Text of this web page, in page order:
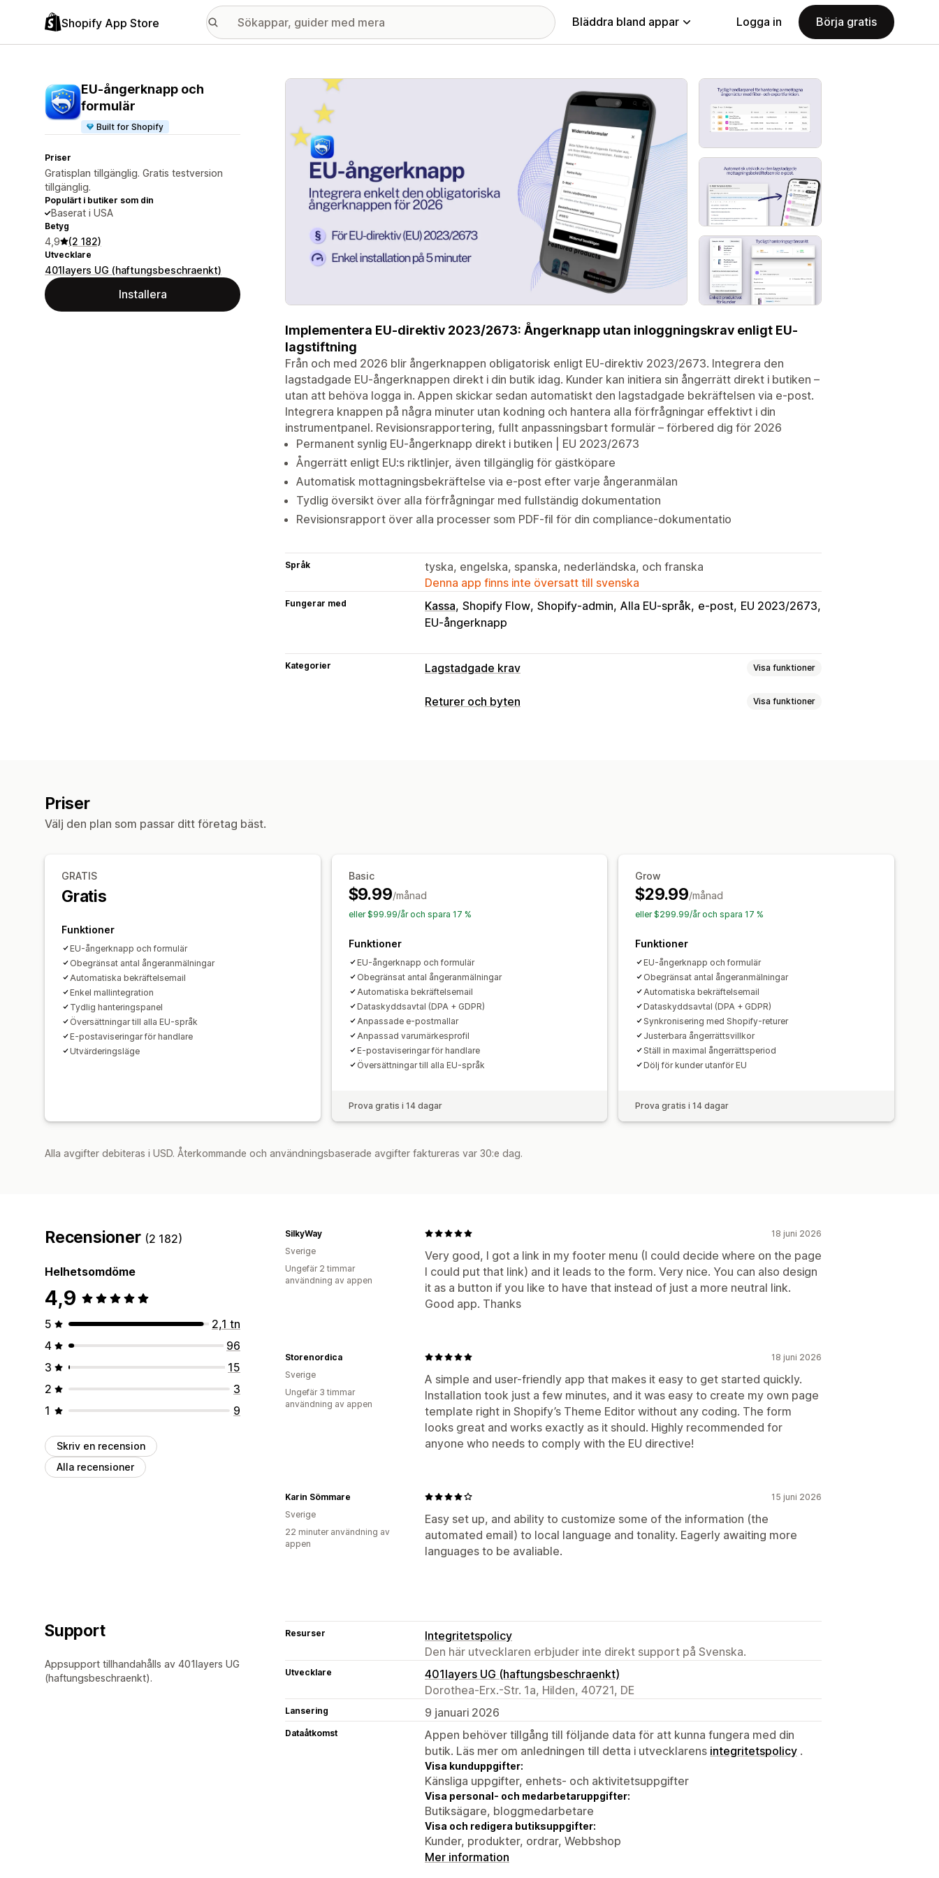
Shopify App Store Bläddra bland appar Logga in Börja gratis
EU‑ångerknapp och
formulär
Built for Shopify
Priser
Gratisplan tillgänglig. Gratis testversion
tillgänglig.
Populärt i butiker som din
Baserat i USA
Betyg
4,9 (2 182)
Utvecklare
401layers UG (haftungsbeschraenkt)
Installera
Galleri med utvalda bilder
Implementera EU-direktiv 2023/2673: Ångerknapp utan inloggningskrav enligt EU-
lagstiftning
Från och med 2026 blir ångerknappen obligatorisk enligt EU-direktiv 2023/2673. Integrera den
lagstadgade EU-ångerknappen direkt i din butik idag. Kunder kan initiera sin ångerrätt direkt i butiken –
utan att behöva logga in. Appen skickar sedan automatiskt den lagstadgade bekräftelsen via e-post.
Integrera knappen på några minuter utan kodning och hantera alla förfrågningar effektivt i din
instrumentpanel. Revisionsrapportering, fullt anpassningsbart formulär – förbered dig för 2026
Permanent synlig EU-ångerknapp direkt i butiken | EU 2023/2673
Ångerrätt enligt EU:s riktlinjer, även tillgänglig för gästköpare
Automatisk mottagningsbekräftelse via e-post efter varje ångeranmälan
Tydlig översikt över alla förfrågningar med fullständig dokumentation
Revisionsrapport över alla processer som PDF-fil för din compliance-dokumentatio
Språk
tyska, engelska, spanska, nederländska, och franska
Denna app finns inte översatt till svenska
Fungerar med Kassa Shopify Flow Shopify-admin Alla EU-språk e-post EU 2023/2673
EU-ångerknapp
Kategorier Lagstadgade krav Visa funktioner
Överensstämmelse
Returer och byten Visa funktioner
Priser
Välj den plan som passar ditt företag bäst.
GRATIS
Gratis
Funktioner
EU-ångerknapp och formulär
Obegränsat antal ångeranmälningar
Automatiska bekräftelsemail
Enkel mallintegration
Tydlig hanteringspanel
Översättningar till alla EU-språk
E-postaviseringar för handlare
Utvärderingsläge
Basic
$9.99/månad
eller $99.99/år och spara 17 %
Funktioner
EU-ångerknapp och formulär
Obegränsat antal ångeranmälningar
Automatiska bekräftelsemail
Dataskyddsavtal (DPA + GDPR)
Anpassade e-postmallar
Anpassad varumärkesprofil
E-postaviseringar för handlare
Översättningar till alla EU-språk
Prova gratis i 14 dagar
Grow
$29.99/månad
eller $299.99/år och spara 17 %
Funktioner
EU-ångerknapp och formulär
Obegränsat antal ångeranmälningar
Automatiska bekräftelsemail
Dataskyddsavtal (DPA + GDPR)
Synkronisering med Shopify-returer
Justerbara ångerrättsvillkor
Ställ in maximal ångerrättsperiod
Dölj för kunder utanför EU
Prova gratis i 14 dagar
Alla avgifter debiteras i USD. Återkommande och användningsbaserade avgifter faktureras var 30:e dag.
Recensioner (2 182)
Helhetsomdöme
4,9
5
2,1 tn
4
96
3
15
2
3
1
9
Skriv en recension
Alla recensioner
18 juni 2026
Very good, I got a link in my footer menu (I could decide where on the page
I could put that link) and it leads to the form. Very nice. You can also design
it as a button if you like to have that instead of just a more neutral link.
Good app. Thanks
SilkyWay
Sverige
Ungefär 2 timmar
användning av appen
18 juni 2026
A simple and user-friendly app that makes it easy to get started quickly.
Installation took just a few minutes, and it was easy to create my own page
template right in Shopify’s Theme Editor without any coding. The form
looks great and works exactly as it should. Highly recommended for
anyone who needs to comply with the EU directive!
Storenordica
Sverige
Ungefär 3 timmar
användning av appen
15 juni 2026
Easy set up, and ability to customize some of the information (the
automated email) to local language and tonality. Eagerly awaiting more
languages to be avaliable.
Karin Sömmare
Sverige
22 minuter användning av
appen
Support
Appsupport tillhandahålls av 401layers UG
(haftungsbeschraenkt).
Resurser
Integritetspolicy
Den här utvecklaren erbjuder inte direkt support på Svenska.
Utvecklare
401layers UG (haftungsbeschraenkt)
Dorothea-Erx.-Str. 1a, Hilden, 40721, DE
Lansering 9 januari 2026
Dataåtkomst
Appen behöver tillgång till följande data för att kunna fungera med din
butik. Läs mer om anledningen till detta i utvecklarens integritetspolicy .
Visa kunduppgifter:
Känsliga uppgifter, enhets- och aktivitetsuppgifter
Visa personal- och medarbetaruppgifter:
Butiksägare, bloggmedarbetare
Visa och redigera butiksuppgifter:
Kunder, produkter, ordrar, Webbshop
Mer information